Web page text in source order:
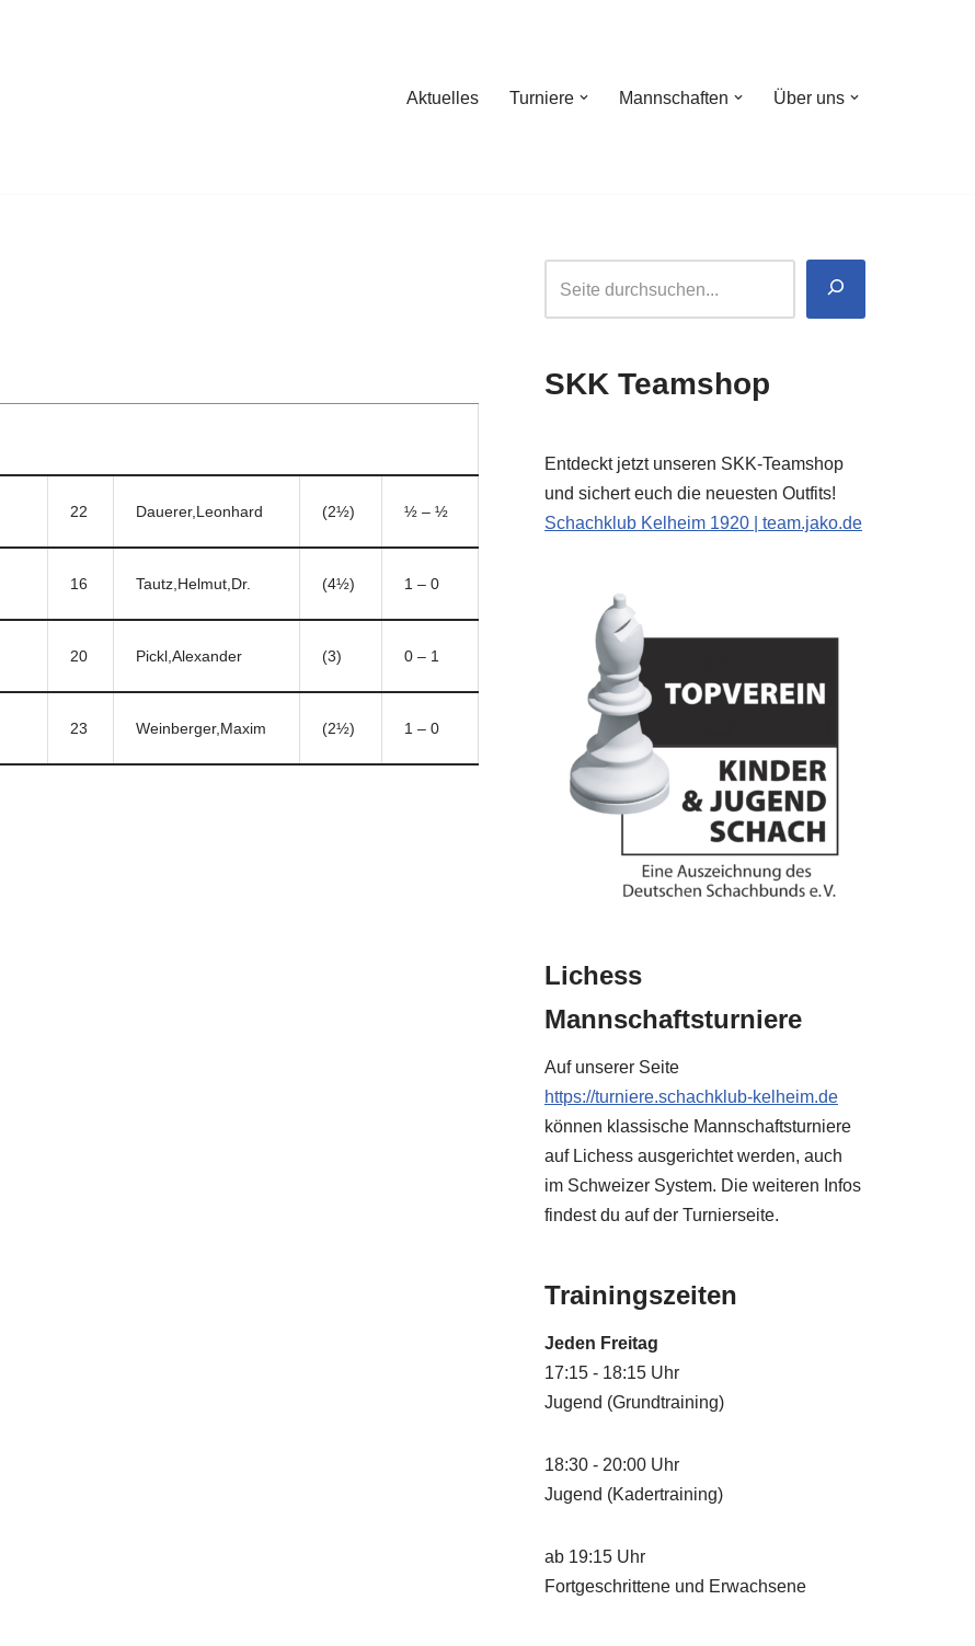
Aktuelles Turniere Mannschaften Über uns
22 Dauerer,Leonhard (2½) ½ – ½
16 Tautz,Helmut,Dr. (4½) 1 – 0
20 Pickl,Alexander (3) 0 – 1
23 Weinberger,Maxim (2½) 1 – 0
SKK Teamshop
Entdeckt jetzt unseren SKK-Teamshop
und sichert euch die neuesten Outfits!
Schachklub Kelheim 1920 | team.jako.de
Lichess
Mannschaftsturniere
Auf unserer Seite
https://turniere.schachklub-kelheim.de
können klassische Mannschaftsturniere
auf Lichess ausgerichtet werden, auch
im Schweizer System. Die weiteren Infos
findest du auf der Turnierseite.
Trainingszeiten
Jeden Freitag
17:15 - 18:15 Uhr
Jugend (Grundtraining)
18:30 - 20:00 Uhr
Jugend (Kadertraining)
ab 19:15 Uhr
Fortgeschrittene und Erwachsene